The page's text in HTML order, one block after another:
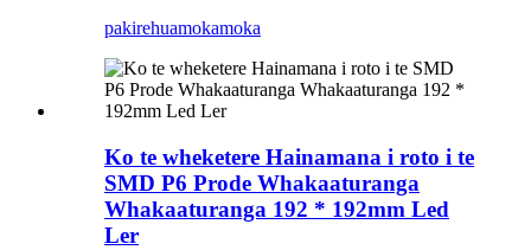
pakirehuamokamoka
Ko te wheketere Hainamana i roto i te
SMD P6 Prode Whakaaturanga
Whakaaturanga 192 * 192mm Led
Ler